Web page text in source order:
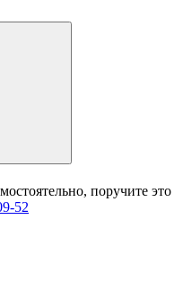
поручите это
52